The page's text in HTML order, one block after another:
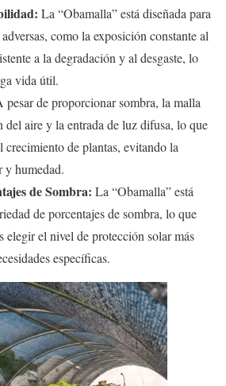
La “Obamalla” está diseñada para
como la exposición constante al
a la degradación y al desgaste, lo
vida útil.
pesar de proporcionar sombra, la malla
aire y la entrada de luz difusa, lo que
crecimiento de plantas, evitando la
y humedad.
de Sombra: La “Obamalla” está
de porcentajes de sombra, lo que
elegir el nivel de protección solar más
específicas.